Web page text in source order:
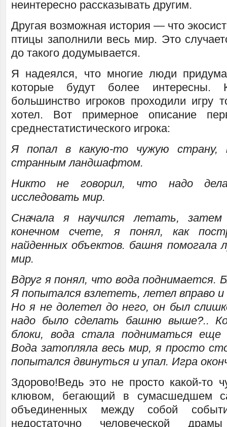
неинтересно рассказывать другим.
Другая возможная история — что
птицы заполнили весь мир. Это
до такого додумывается.
Я надеялся, что многие люди
которые будут более интересны.
большинство игроков проходили игру
хотел. Вот примерное описание
среднестатистического игрока:
Я попал в какую-то чужую страну,
странным ландшафтом.
Никто не говорил, что надо
исследовать мир.
Сначала я научился летать,
конечном счете, я понял, как
найденных объектов. башня помогала
мир.
Вдруг я понял, что вода поднимается.
Я попытался взлететь, летел вправо и
Но я не долетел до него, он был
надо было сделать башню выше?..
блоки, вода стала подниматься еще
Вода затопляла весь мир, я просто
попытался двинуться и упал. Игра
Здорово!Ведь это не просто какой-то
клювом, бегающий в сумасшедшем
объединенных между собой
недостаточно человеческой